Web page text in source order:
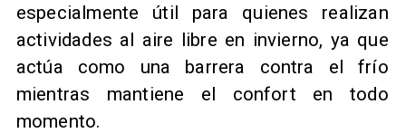
especialmente útil para quienes realizan
actividades al aire libre en invierno, ya que
actúa como una barrera contra el frío
mientras mantiene el confort en todo
momento.